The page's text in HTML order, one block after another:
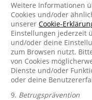
Weitere Informationen
Cookies und/oder
unsererCookie-
Einstellungen jederzeit
und/oder deine
zum Browsen nutzt.
von Cookies
Dienste und/oder
oder deine
9. Betrugsprävention